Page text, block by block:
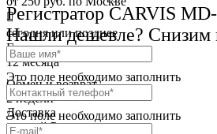
Регистратор CARVIS
Нашли дешевле? Снизим
Это поле необходимо заполнить
Это поле необходимо заполнить
сегодня или позднее
Гарантия
12 месяца
Обмен и возврат
2 недели
Доставка
по всей России